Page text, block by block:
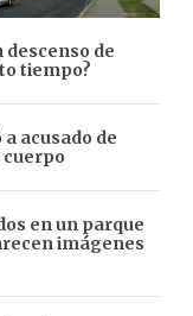
descenso de
tiempo?
acusado de
en un parque
imágenes